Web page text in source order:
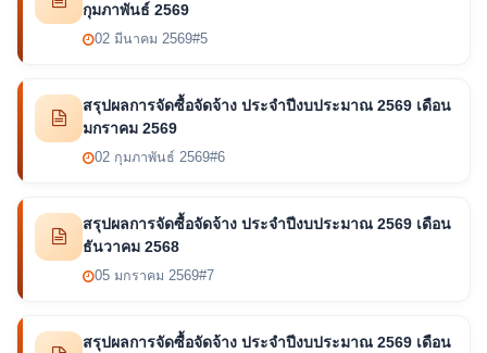
กุมภาพันธ์ 2569
02 มีนาคม 2569#5
สรุปผลการจัดซื้อจัดจ้าง ประจำปีงบประมาณ 2569 เดือน
มกราคม 2569
02 กุมภาพันธ์ 2569#6
สรุปผลการจัดซื้อจัดจ้าง ประจำปีงบประมาณ 2569 เดือน
ธันวาคม 2568
05 มกราคม 2569#7
สรุปผลการจัดซื้อจัดจ้าง ประจำปีงบประมาณ 2569 เดือน